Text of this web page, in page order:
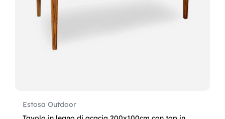
Estosa Outdoor